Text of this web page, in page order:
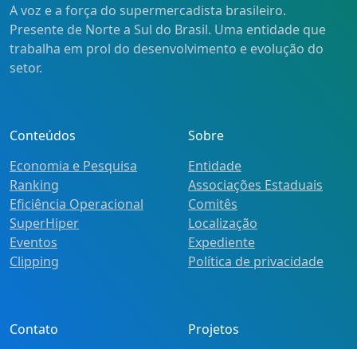
A voz e a força do supermercadista brasileiro.
Presente de Norte a Sul do Brasil. Uma entidade que
trabalha em prol do desenvolvimento e evolução do
setor.
Conteúdos
Economia e Pesquisa
Ranking
Eficiência Operacional
SuperHiper
Eventos
Clipping
Sobre
Entidade
Associações Estaduais
Comitês
Localização
Expediente
Política de privacidade
Contato
Projetos